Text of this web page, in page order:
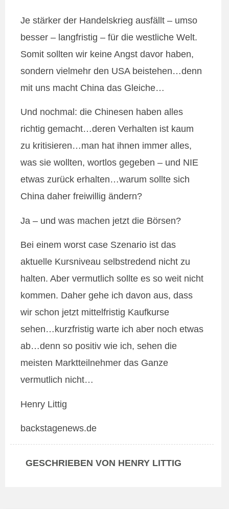
Je stärker der Handelskrieg ausfällt – umso
besser – langfristig – für die westliche Welt.
Somit sollten wir keine Angst davor haben,
sondern vielmehr den USA beistehen…denn
mit uns macht China das Gleiche…
Und nochmal: die Chinesen haben alles
richtig gemacht…deren Verhalten ist kaum
zu kritisieren…man hat ihnen immer alles,
was sie wollten, wortlos gegeben – und NIE
etwas zurück erhalten…warum sollte sich
China daher freiwillig ändern?
Ja – und was machen jetzt die Börsen?
Bei einem worst case Szenario ist das
aktuelle Kursniveau selbstredend nicht zu
halten. Aber vermutlich sollte es so weit nicht
kommen. Daher gehe ich davon aus, dass
wir schon jetzt mittelfristig Kaufkurse
sehen…kurzfristig warte ich aber noch etwas
ab…denn so positiv wie ich, sehen die
meisten Marktteilnehmer das Ganze
vermutlich nicht…
Henry Littig
backstagenews.de
GESCHRIEBEN VON HENRY LITTIG